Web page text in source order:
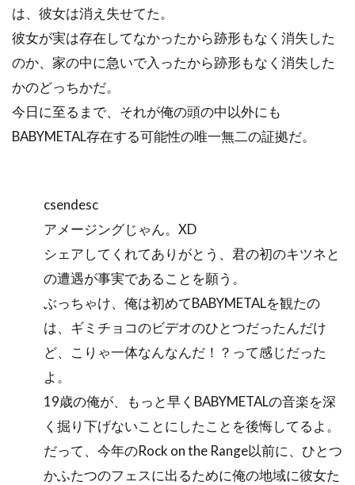
は、彼女は消え失せてた。
彼女が実は存在してなかったから跡形もなく消失した
のか、家の中に急いで入ったから跡形もなく消失した
かのどっちかだ。
今日に至るまで、それが俺の頭の中以外にも
BABYMETAL存在する可能性の唯一無二の証拠だ。
csendesc
アメージングじゃん。XD
シェアしてくれてありがとう、君の初のキツネと
の遭遇が事実であることを願う。
ぶっちゃけ、俺は初めてBABYMETALを観たの
は、ギミチョコのビデオのひとつだったんだけ
ど、こりゃ一体なんなんだ！？って感じだった
よ。
19歳の俺が、もっと早くBABYMETALの音楽を深
く掘り下げないことにしたことを後悔してるよ。
だって、今年のRock on the Range以前に、ひとつ
かふたつのフェスに出るために俺の地域に彼女た